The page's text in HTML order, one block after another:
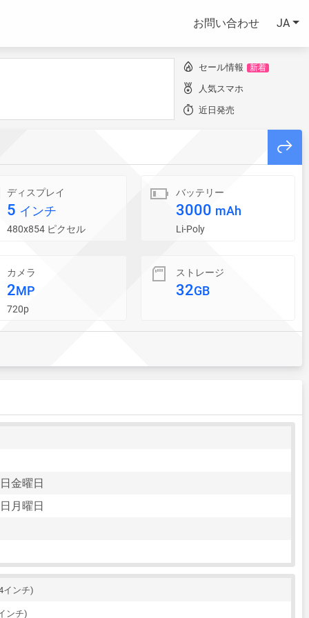
お問い合わせ JA
セール情報 新着
人気スマホ
近日発売
ディスプレイ
5 インチ
480x854 ピクセル
バッテリー
3000 mAh
Li-Poly
カメラ
2MP
720p
ストレージ
32GB
金曜日
月曜日
インチ)
ンチ)